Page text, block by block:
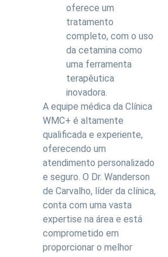
oferece um
tratamento
completo, com o uso
da cetamina como
uma ferramenta
terapêutica
inovadora.
A equipe médica da Clínica
WMC+ é altamente
qualificada e experiente,
oferecendo um
atendimento personalizado
e seguro. O Dr. Wanderson
de Carvalho, líder da clínica,
conta com uma vasta
expertise na área e está
comprometido em
proporcionar o melhor